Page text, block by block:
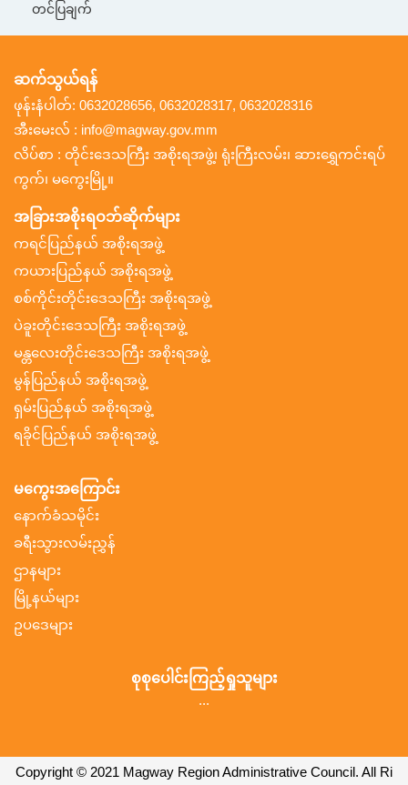
တင်ပြချက်
ဆက်သွယ်ရန်
ဖုန်းနံပါတ်: 0632028656, 0632028317, 0632028316
အီးမေးလ် : info@magway.gov.mm
လိပ်စာ : တိုင်းဒေသကြီး အစိုးရအဖွဲ့၊ ရုံးကြီးလမ်း၊ ဆားရွှေကင်းရပ်
ကွက်၊ မကွေးမြို့။
အခြားအစိုးရဝဘ်ဆိုက်များ
ကရင်ပြည်နယ် အစိုးရအဖွဲ့
ကယားပြည်နယ် အစိုးရအဖွဲ့
စစ်ကိုင်းတိုင်းဒေသကြီး အစိုးရအဖွဲ့
ပဲခူးတိုင်းဒေသကြီး အစိုးရအဖွဲ့
မန္တလေးတိုင်းဒေသကြီး အစိုးရအဖွဲ့
မွန်ပြည်နယ် အစိုးရအဖွဲ့
ရှမ်းပြည်နယ် အစိုးရအဖွဲ့
ရခိုင်ပြည်နယ် အစိုးရအဖွဲ့
မကွေးအကြောင်း
နောက်ခံသမိုင်း
ခရီးသွားလမ်းညွှန်
ဌာနများ
မြို့နယ်များ
ဥပဒေများ
စုစုပေါင်းကြည့်ရှုသူများ
...
Copyright © 2021 Magway Region Administrative Council. All Ri